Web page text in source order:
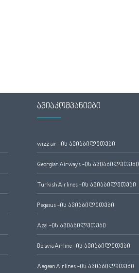
ავიაკომპანიები
wizz air -ის ავიაბილეთები
Georgian Airways -ის ავიაბილეთები
Turkish Airlines -ის ავიაბილეთები
Pegasus -ის ავიაბილეთები
Azal -ის ავიაბილეთები
Belavia Airline -ის ავიაბილეთები
Aegean Airlines -ის ავიაბილეთები